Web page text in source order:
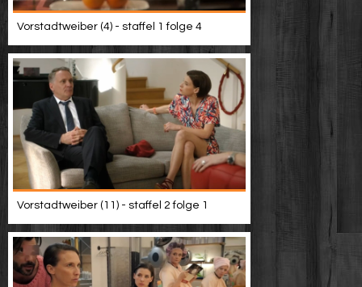
Vorstadtweiber (4) - staffel 1 folge 4
Vorstadtweiber (11) - staffel 2 folge 1